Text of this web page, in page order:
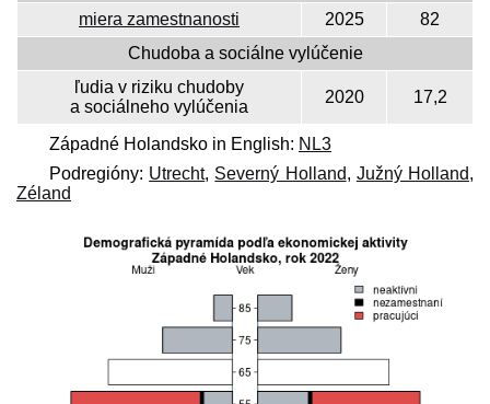
miera zamestnanosti
2025
82
Chudoba a sociálne vylúčenie
ľudia v riziku chudoby
a sociálneho vylúčenia
2020 17,2
Západné Holandsko in English: NL3
Podregióny: Utrecht, Severný Holland, Južný Holland,
Zéland